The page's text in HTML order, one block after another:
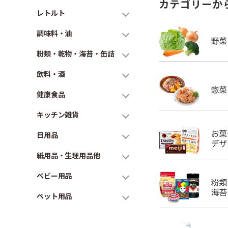
レトルト
調味料・油
粉類・乾物・海苔・缶詰
飲料・酒
健康食品
キッチン雑貨
日用品
紙用品・生理用品他
ベビー用品
ペット用品
カテゴリーか